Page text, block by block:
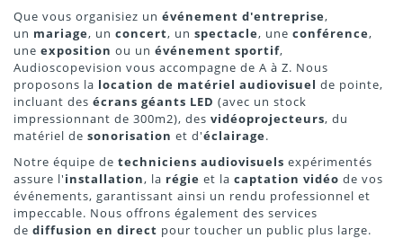
Que vous organisiez un événement d'entreprise,
un mariage, un concert, un spectacle, une conférence,
une exposition ou un événement sportif,
Audioscopevision vous accompagne de A à Z. Nous
proposons la location de matériel audiovisuel de pointe,
incluant des écrans géants LED (avec un stock
impressionnant de 300m2), des vidéoprojecteurs, du
matériel de sonorisation et d'éclairage.
Notre équipe de techniciens audiovisuels expérimentés
assure l'installation, la régie et la captation vidéo de vos
événements, garantissant ainsi un rendu professionnel et
impeccable. Nous offrons également des services
de diffusion en direct pour toucher un public plus large.